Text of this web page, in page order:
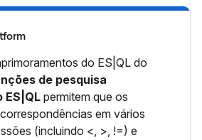
do ES|QL do
de pesquisa
ES|QLpermitem que os
em vários
(incluindo <, >, !=) e